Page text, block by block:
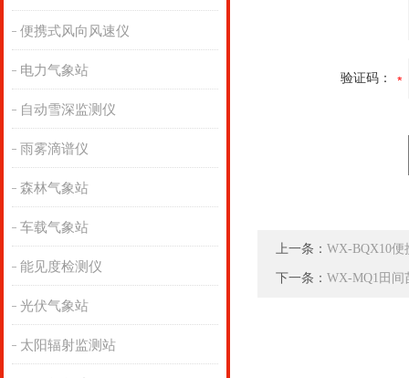
便携式风向风速仪
电力气象站
自动雪深监测仪
雨雾滴谱仪
森林气象站
车载气象站
能见度检测仪
光伏气象站
太阳辐射监测站
验证码：
上一条： WX-BQX10便
下一条： WX-MQ1田间